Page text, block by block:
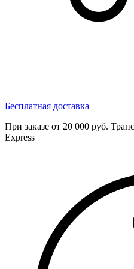
Бесплатная доставка
При заказе от 20 000 руб.
Express